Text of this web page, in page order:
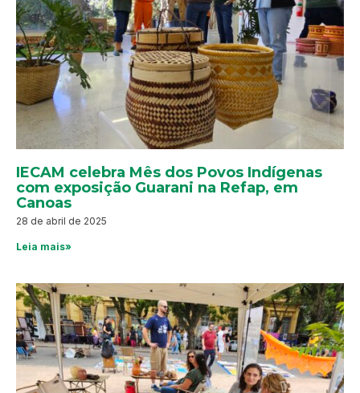
IECAM celebra Mês dos Povos Indígenas
com exposição Guarani na Refap, em
Canoas
28 de abril de 2025
Leia mais»